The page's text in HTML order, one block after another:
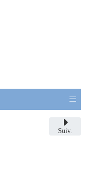
≡
Suiv.